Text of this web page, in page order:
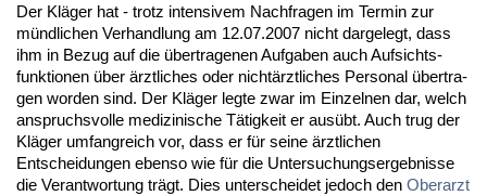
Der Kläger hat - trotz in­ten­si­vem Nach­fra­gen im Ter­min zur
münd­li­chen Ver­hand­lung am 12.07.2007 nicht dar­ge­legt, dass
ihm in Be­zug auf die über­tra­ge­nen Auf­ga­ben auch Auf­sichts­
funk­tio­nen über ärzt­li­ches oder nichtärzt­li­ches Per­so­nal über­tra­
gen wor­den sind. Der Kläger leg­te zwar im Ein­zel­nen dar, welch
an­spruchs­vol­le me­di­zi­ni­sche Tätig­keit er ausübt. Auch trug der
Kläger um­fang­reich vor, dass er für sei­ne ärzt­li­chen
Ent­schei­dun­gen eben­so wie für die Un­ter­su­chungs­er­geb­nis­se
die Ver­ant­wor­tung trägt. Dies un­ter­schei­det je­doch den Ober­arzt